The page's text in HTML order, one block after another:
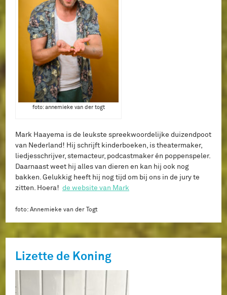
foto: annemieke van der togt
Mark Haayema is de leukste spreekwoordelijke duizendpoot
van Nederland! Hij schrijft kinderboeken, is theatermaker,
liedjesschrijver, stemacteur, podcastmaker én poppenspeler.
Daarnaast weet hij alles van dieren en kan hij ook nog
bakken. Gelukkig heeft hij nog tijd om bij ons in de jury te
zitten. Hoera! de website van Mark
foto: Annemieke van der Togt
Lizette de Koning